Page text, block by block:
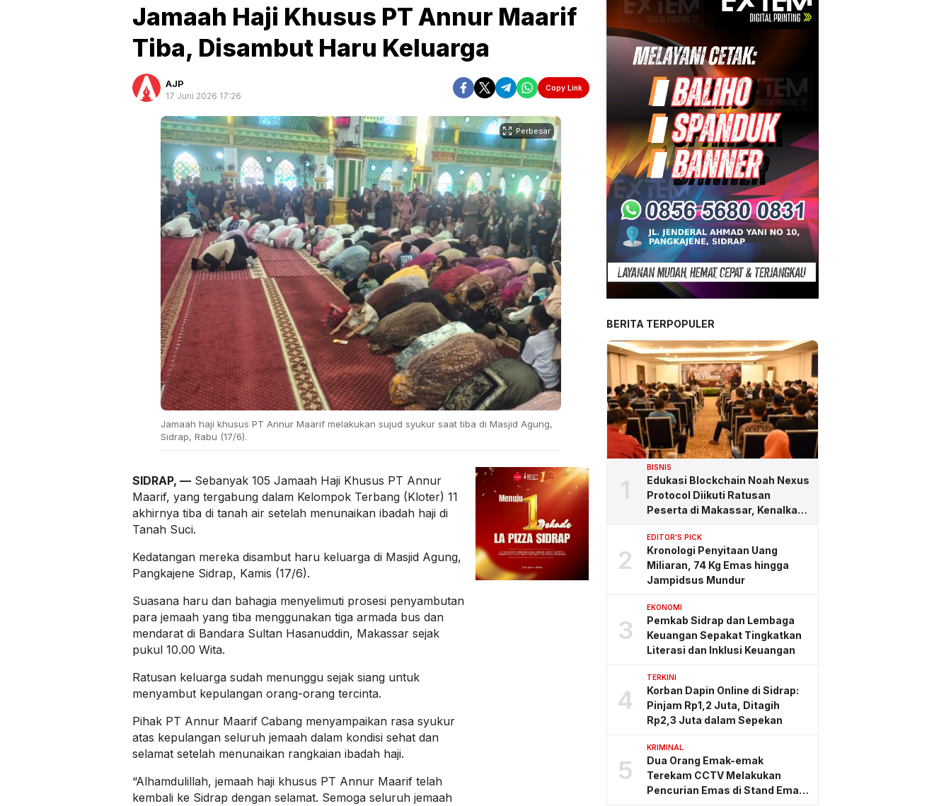
Jamaah Haji Khusus PT Annur Maarif
Tiba, Disambut Haru Keluarga
AJP
17 Juni 2026 17:26
Copy Link
Perbesar
Jamaah haji khusus PT Annur Maarif melakukan sujud syukur saat tiba di Masjid Agung,
Sidrap, Rabu (17/6).
SIDRAP, — Sebanyak 105 Jamaah Haji Khusus PT Annur
Maarif, yang tergabung dalam Kelompok Terbang (Kloter) 11
akhirnya tiba di tanah air setelah menunaikan ibadah haji di
Tanah Suci.
Kedatangan mereka disambut haru keluarga di Masjid Agung,
Pangkajene Sidrap, Kamis (17/6).
Suasana haru dan bahagia menyelimuti prosesi penyambutan
para jemaah yang tiba menggunakan tiga armada bus dan
mendarat di Bandara Sultan Hasanuddin, Makassar sejak
pukul 10.00 Wita.
Ratusan keluarga sudah menunggu sejak siang untuk
menyambut kepulangan orang-orang tercinta.
Pihak PT Annur Maarif Cabang menyampaikan rasa syukur
atas kepulangan seluruh jemaah dalam kondisi sehat dan
selamat setelah menunaikan rangkaian ibadah haji.
“Alhamdulillah, jemaah haji khusus PT Annur Maarif telah
kembali ke Sidrap dengan selamat. Semoga seluruh jemaah
BERITA TERPOPULER
1
BISNIS
Edukasi Blockchain Noah Nexus
Protocol Diikuti Ratusan
Peserta di Makassar, Kenalkan
2
EDITOR'S PICK
Kronologi Penyitaan Uang
Miliaran, 74 Kg Emas hingga
Jampidsus Mundur
3
EKONOMI
Pemkab Sidrap dan Lembaga
Keuangan Sepakat Tingkatkan
Literasi dan Inklusi Keuangan
4
TERKINI
Korban Dapin Online di Sidrap:
Pinjam Rp1,2 Juta, Ditagih
Rp2,3 Juta dalam Sepekan
5
KRIMINAL
Dua Orang Emak-emak
Terekam CCTV Melakukan
Pencurian Emas di Stand Emas